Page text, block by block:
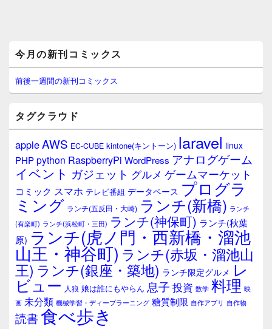
イ
ン
サ
イ
ウ
ィ
ジ
ェ
ア
今月の新刊コミックス
前後一週間の新刊コミックス
タグクラウド
appleAWS EC-CUBE kintone(キントーン) laravel linux
PHPpython RaspberryPi WordPress アナログゲーム
イベント ガジェット グルメ ゲームマーケット
コミック スマホ テレビ番組 データベース プログラ
ミング ランチ(五反田・大崎) ランチ(新橋) ランチ
(有楽町) ランチ(浜松町・三田) ランチ(神保町) ランチ(秋葉
原) ランチ(虎ノ門・西新橋・溜池
山王・神谷町) ランチ(赤坂・溜池山
王) ランチ(銀座・築地) ランチ限定グルメ レ
ビュー 人狼 娘は誰にもやらん 息子 投資 数学 料理 映
画 未分類 機械学習・ディープラーニング 糖質制限 自作アプリ 自作物
読書食べ歩き